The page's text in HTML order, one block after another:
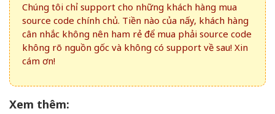
Chúng tôi chỉ support cho những khách hàng mua
source code chính chủ. Tiền nào của nấy, khách hàng
cân nhắc không nên ham rẻ để mua phải source code
không rõ nguồn gốc và không có support về sau! Xin
cám ơn!
Xem thêm: